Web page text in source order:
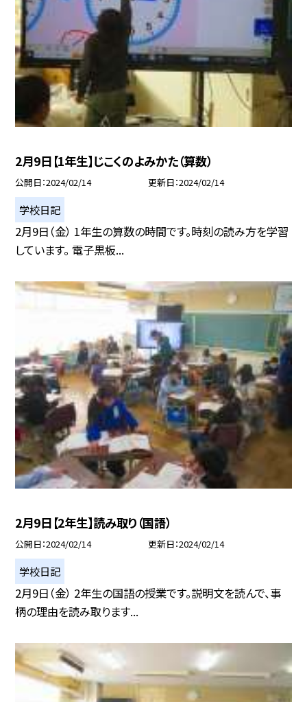
2月9日【1年生】じこくのよみかた（算数）
公開日 2024/02/14 更新日 2024/02/14
学校日記
2月9日（金） 1年生の算数の時間です。時刻の読み方を学習
しています。 電子黒板...
2月9日【2年生】読み取り（国語）
公開日 2024/02/14 更新日 2024/02/14
学校日記
2月9日（金） 2年生の国語の授業です。説明文を読んで、事
柄の理由を読み取ります...